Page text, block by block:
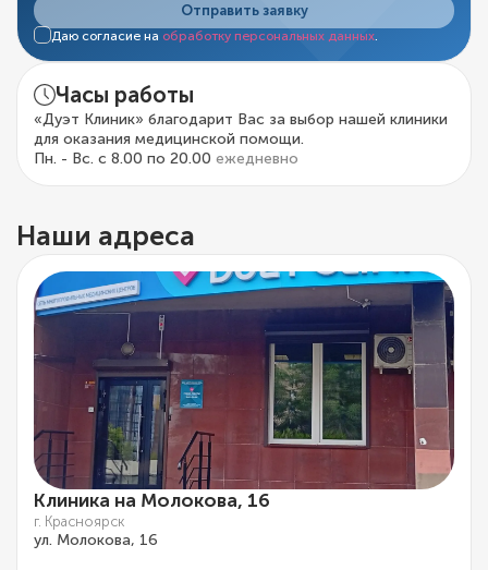
Отправить заявку
Даю согласие на обработку персональных данных
Часы работы
«Дуэт Клиник» благодарит Вас за выбор нашей клиники
для оказания медицинской помощи.
Пн. - Вс. с 8.00 по 20.00 ежедневно
Наши адреса
Клиника на Молокова, 16
г. Красноярск
ул. Молокова, 16